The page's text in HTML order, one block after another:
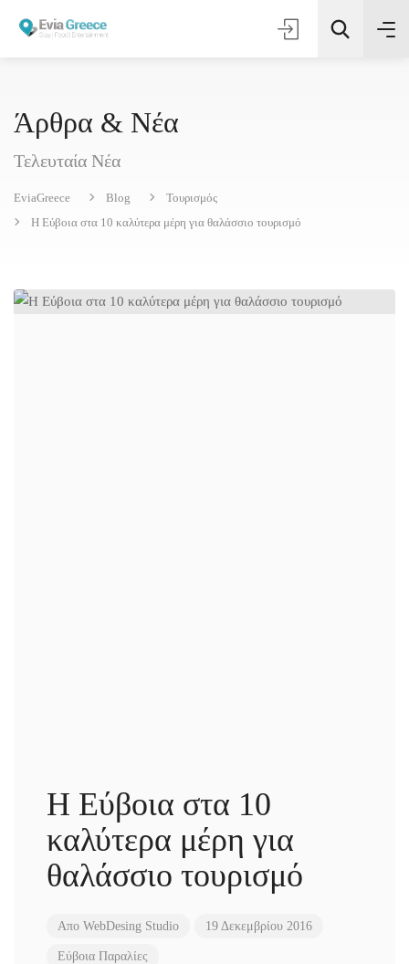
Τοποθεσία
Όλες οι Κατηγορίες
Άρθρα & Νέα
Τελευταία Νέα
EviaGreece Blog
Τουρισμός
Η Εύβοια στα 10 καλύτερα μέρη για θαλάσσιο τουρισμό
Η Εύβοια στα 10
καλύτερα μέρη για
θαλάσσιο τουρισμό
Απο WebDesing Studio 19 Δεκεμβρίου 2016
Εύβοια Παραλίες